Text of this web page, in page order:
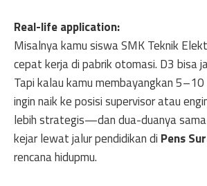
Real-life application:
Misalnya kamu siswa SMK Teknik
cepat kerja di pabrik otomasi. D3 bisa
Tapi kalau kamu membayangkan
ingin naik ke posisi supervisor atau
lebih strategis—dan dua-duanya
kejar lewat jalur pendidikan di Pens
rencana hidupmu.